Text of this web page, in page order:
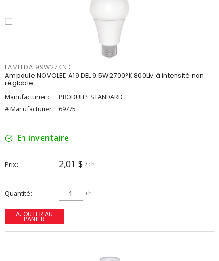
LAMLEDA199W27KND
Ampoule NOVOLED A19 DEL 9.5W 2700°K 800LM à intensité non
réglable
Manufacturier :
PRODUITS STANDARD
# Manufacturier : 69775
En inventaire
Prix 2,01 $ / ch
Quantité ch
AJOUTER AU
PANIER